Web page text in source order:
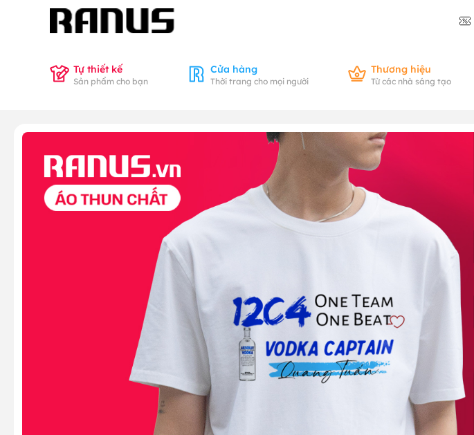
Tự thiết kế
Sản phẩm cho bạn
Cửa hàng
Thời trang cho mọi người
Thương hiệu
Từ các nhà sáng tạo